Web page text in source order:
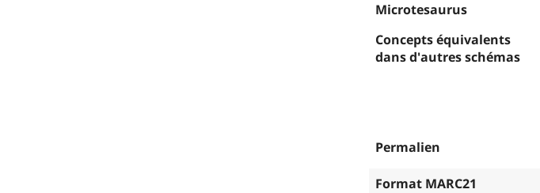
Microtesaurus
Concepts équivalents
dans d'autres schémas
Permalien
Format MARC21